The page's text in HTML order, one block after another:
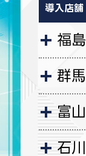
導入店舗
福島
群馬
富山
石川